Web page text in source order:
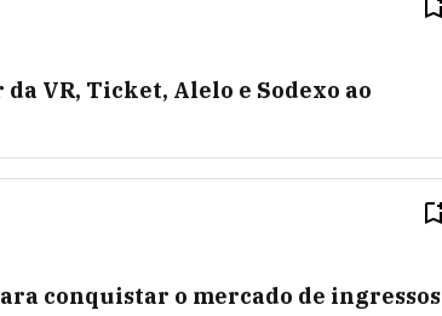
VR, Ticket, Alelo e Sodexo ao
conquistar o mercado de ingressos